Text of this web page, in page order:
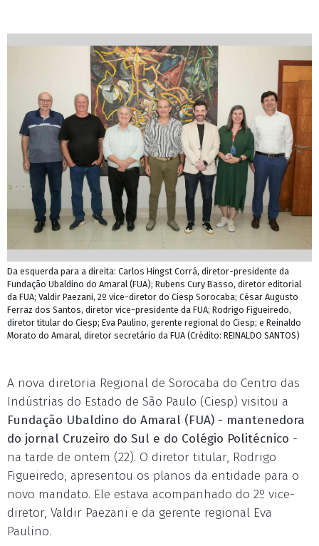
Da esquerda para a direita: Carlos Hingst Corrá, diretor-presidente da
Fundação Ubaldino do Amaral (FUA); Rubens Cury Basso, diretor editorial
da FUA; Valdir Paezani, 2º vice-diretor do Ciesp Sorocaba; César Augusto
Ferraz dos Santos, diretor vice-presidente da FUA; Rodrigo Figueiredo,
diretor titular do Ciesp; Eva Paulino, gerente regional do Ciesp; e Reinaldo
Morato do Amaral, diretor secretário da FUA (Crédito: REINALDO SANTOS)
A nova diretoria Regional de Sorocaba do Centro das
Indústrias do Estado de São Paulo (Ciesp) visitou a
Fundação Ubaldino do Amaral (FUA) - mantenedora
do jornal Cruzeiro do Sul e do Colégio Politécnico -
na tarde de ontem (22). O diretor titular, Rodrigo
Figueiredo, apresentou os planos da entidade para o
novo mandato. Ele estava acompanhado do 2º vice-
diretor, Valdir Paezani e da gerente regional Eva
Paulino.